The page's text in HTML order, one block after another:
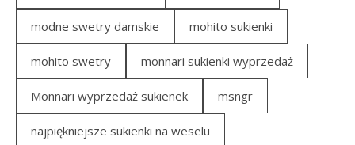
modne swetry damskie mohito sukienki
mohito swetry monnari sukienki wyprzedaż
Monnari wyprzedaż sukienek msngr
najpiękniejsze sukienki na weselu